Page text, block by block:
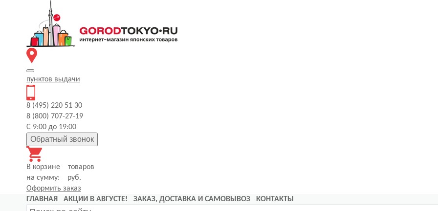
пунктов выдачи
8 (495) 220 51 30
8 (800) 707-27-19
С 9:00 до 19:00
Обратный звонок
В корзине
товаров
на сумму:
руб.
Оформить заказ
ГЛАВНАЯ
АКЦИИ В АВГУСТЕ! ЗАКАЗ, ДОСТАВКА И САМОВЫВОЗ КОНТАКТЫ